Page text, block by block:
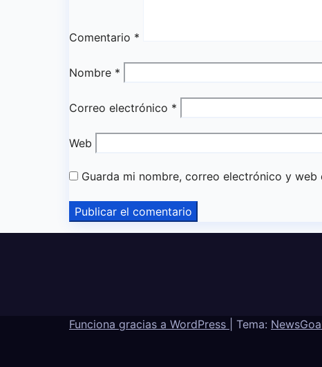
Comentario *
Nombre *
Correo electrónico *
Web
Guarda mi nombre, correo electrónico y
Funciona gracias a WordPress Tema: